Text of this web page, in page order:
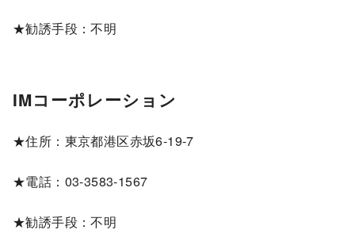
★勧誘手段：不明
IMコーポレーション
★住所：東京都港区赤坂6-19-7
★電話：03-3583-1567
★勧誘手段：不明